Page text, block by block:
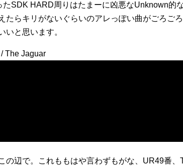
SDK HARD周りはたまーに凶悪なUnknown的
たらキリがないぐらいのアレっぽい曲がごろご
いと思います。
The Jaguar
の辺で。これももはや言わずもがな、UR49番、